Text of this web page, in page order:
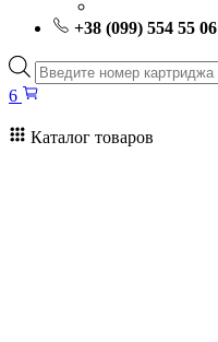
+38 (099) 554 55 06
Поиск
товаров
6
Каталог товаров